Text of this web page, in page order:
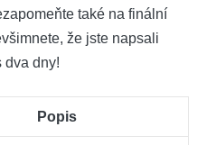
také na finální
že jste napsali
dva dny!
Popis